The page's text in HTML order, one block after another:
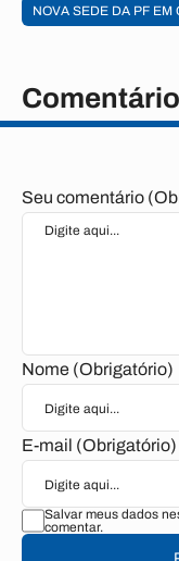
NOVA SEDE DA PF EM
Seu comentário
Nome (Obrigatório)
E-mail (Obrigatório)
Salvar meus dados
comentar.